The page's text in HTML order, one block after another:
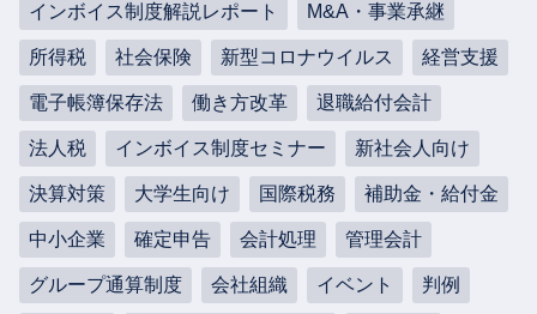
インボイス制度解説レポート M&A・事業承継
所得税 社会保険 新型コロナウイルス 経営支援
電子帳簿保存法 働き方改革 退職給付会計
法人税 インボイス制度セミナー 新社会人向け
決算対策 大学生向け 国際税務 補助金・給付金
中小企業 確定申告 会計処理 管理会計
グループ通算制度 会社組織 イベント 判例